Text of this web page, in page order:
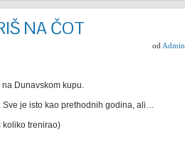
NA ČOT
od Admin
Dunavskom kupu.
je isto kao prethodnih godina, ali…
koliko trenirao)